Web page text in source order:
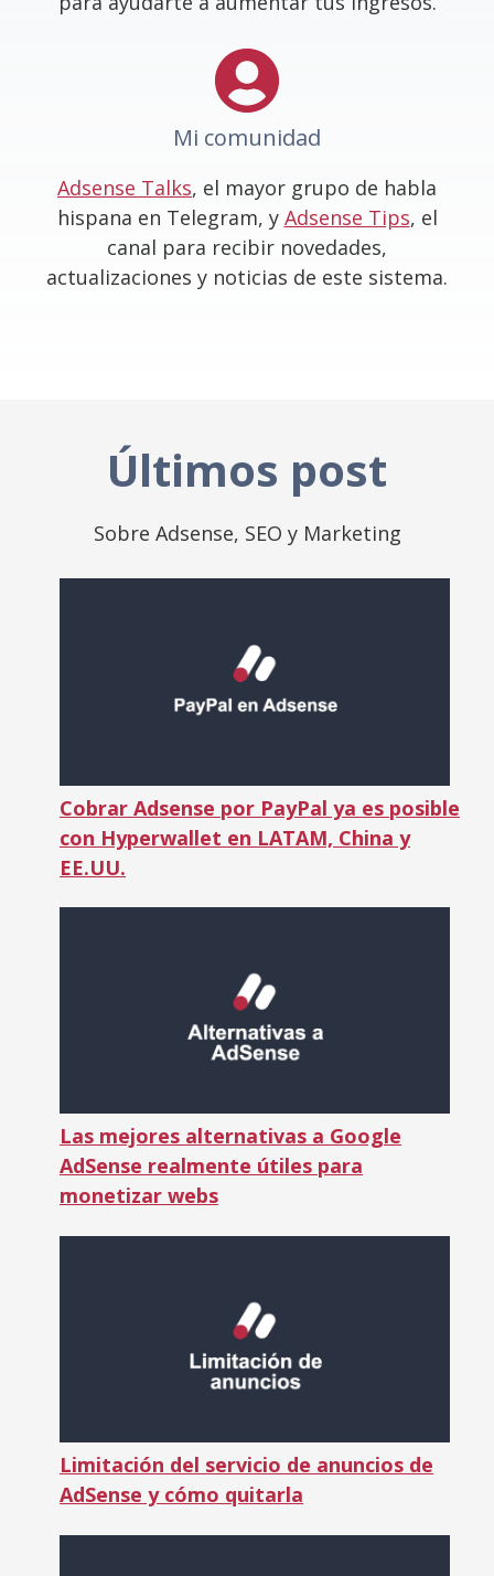
Mi comunidad
Adsense Talks, el mayor grupo de habla
hispana en Telegram, y Adsense Tips, el
canal para recibir novedades,
actualizaciones y noticias de este sistema.
Últimos post
Sobre Adsense, SEO y Marketing
Cobrar Adsense por PayPal ya es posible
con Hyperwallet en LATAM, China y
EE.UU.
Las mejores alternativas a Google
AdSense realmente útiles para
monetizar webs
Limitación del servicio de anuncios de
AdSense y cómo quitarla